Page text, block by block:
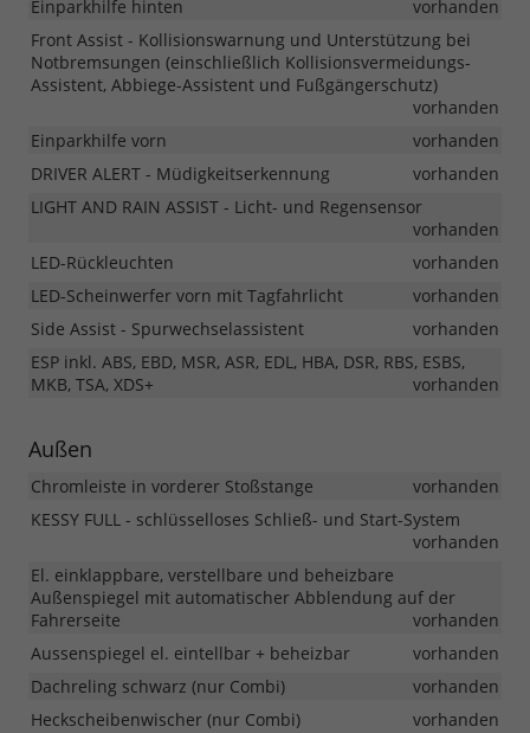
Einparkhilfe hinten
vorhanden
Front Assist - Kollisionswarnung und Unterstützung bei
Notbremsungen (einschließlich Kollisionsvermeidungs-
Assistent, Abbiege-Assistent und Fußgängerschutz)
vorhanden
Einparkhilfe vorn
vorhanden
DRIVER ALERT - Müdigkeitserkennung
vorhanden
LIGHT AND RAIN ASSIST - Licht- und Regensensor
vorhanden
LED-Rückleuchten
vorhanden
LED-Scheinwerfer vorn mit Tagfahrlicht
vorhanden
Side Assist - Spurwechselassistent
vorhanden
ESP inkl. ABS, EBD, MSR, ASR, EDL, HBA, DSR, RBS, ESBS,
MKB, TSA, XDS+
vorhanden
Außen
Chromleiste in vorderer Stoßstange
vorhanden
KESSY FULL - schlüsselloses Schließ- und Start-System
vorhanden
El. einklappbare, verstellbare und beheizbare
Außenspiegel mit automatischer Abblendung auf der
Fahrerseite
vorhanden
Aussenspiegel el. eintellbar + beheizbar
vorhanden
Dachreling schwarz (nur Combi)
vorhanden
Heckscheibenwischer (nur Combi)
vorhanden